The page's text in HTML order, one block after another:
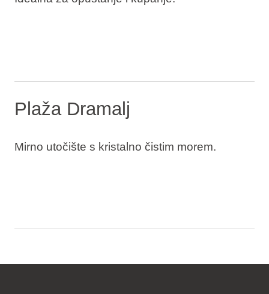
Plaža Dramalj
Mirno utočište s kristalno čistim morem.